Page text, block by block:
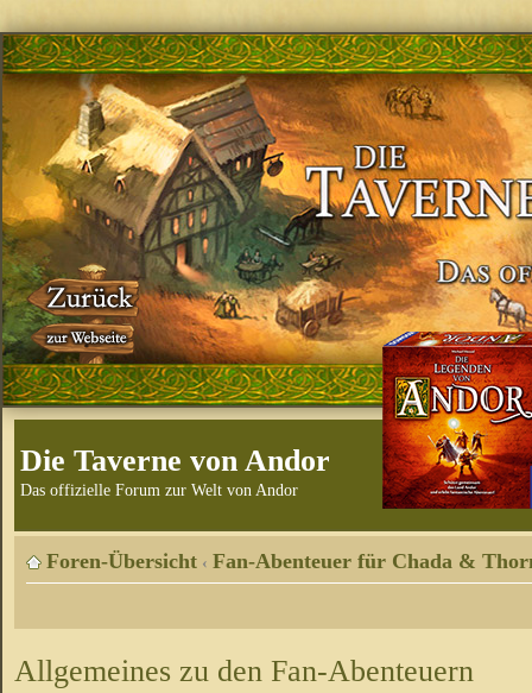
Die Taverne von Andor
Das offizielle Forum zur Welt von Andor
Foren-Übersicht ‹ Fan-Abenteuer für Chada &
Allgemeines zu den Fan-Abenteuern